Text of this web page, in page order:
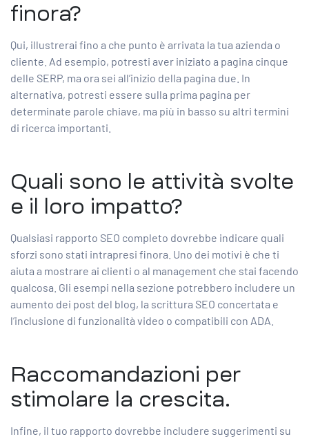
finora?
Qui, illustrerai fino a che punto è arrivata la tua azienda o
cliente. Ad esempio, potresti aver iniziato a pagina cinque
delle SERP, ma ora sei all’inizio della pagina due. In
alternativa, potresti essere sulla prima pagina per
determinate parole chiave, ma più in basso su altri termini
di ricerca importanti.
Quali sono le attività svolte
e il loro impatto?
Qualsiasi rapporto SEO completo dovrebbe indicare quali
sforzi sono stati intrapresi finora. Uno dei motivi è che ti
aiuta a mostrare ai clienti o al management che stai facendo
qualcosa. Gli esempi nella sezione potrebbero includere un
aumento dei post del blog, la scrittura SEO concertata e
l’inclusione di funzionalità video o compatibili con ADA.
Raccomandazioni per
stimolare la crescita.
Infine, il tuo rapporto dovrebbe includere suggerimenti su